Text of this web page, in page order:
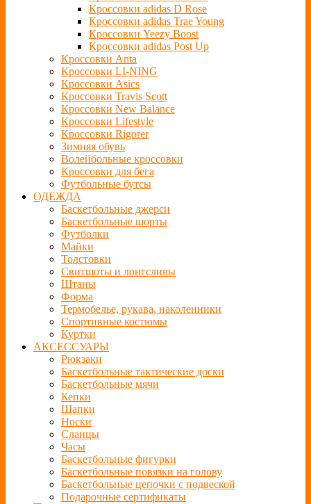
Кроссовки adidas D Rose
Кроссовки adidas Trae Young
Кроссовки Yeezy Boost
Кроссовки adidas Post Up
Кроссовки Anta
Кроссовки LI-NING
Кроссовки Asics
Кроссовки Travis Scott
Кроссовки New Balance
Кроссовки Lifestyle
Кроссовки Rigorer
Зимняя обувь
Волейбольные кроссовки
Кроссовки для бега
Футбольные бутсы
ОДЕЖДА
Баскетбольные джерси
Баскетбольные шорты
Футболки
Майки
Толстовки
Свитшоты и лонгсливы
Штаны
Форма
Термобелье, рукава, наколенники
Спортивные костюмы
Куртки
АКСЕССУАРЫ
Рюкзаки
Баскетбольные тактические доски
Баскетбольные мячи
Кепки
Шапки
Носки
Сланцы
Часы
Баскетбольные фигурки
Баскетбольные повязки на голову
Баскетбольные цепочки с подвеской
Подарочные сертификаты